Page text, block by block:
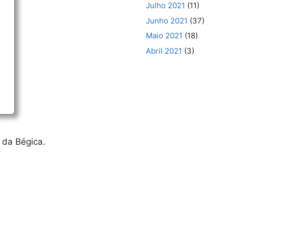
Bégica.
Julho 2021 (11)
Junho 2021 (37)
Maio 2021 (18)
Abril 2021 (3)